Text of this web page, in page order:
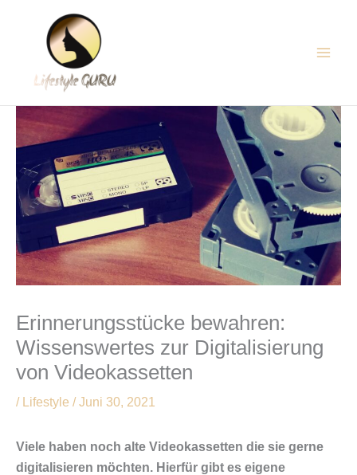
springen
Erinnerungsstücke bewahren:
Wissenswertes zur Digitalisierung
von Videokassetten
/ Lifestyle /Juni 30, 2021
Viele haben noch alte Videokassetten die sie gerne
digitalisieren möchten. Hierfür gibt es eigene